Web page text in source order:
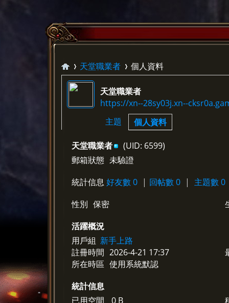
›
天堂職業者 個人資料
天堂職業者
https://xn--28sy03j.xn--
主題
個人資料
天堂職業者
(UID: 6599)
郵箱狀態 未驗證
統計信息 好友數 0 | 回帖數 0 |
主題數 0
性別 保密
活躍概況
用戶組 新手上路
註冊時間 2026-4-21 17:37
所在時區 使用系統默認
統計信息
已用空間
0 B